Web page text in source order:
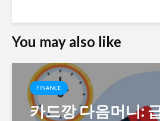
You may also like
FINANCE
카드깡 다음머니: